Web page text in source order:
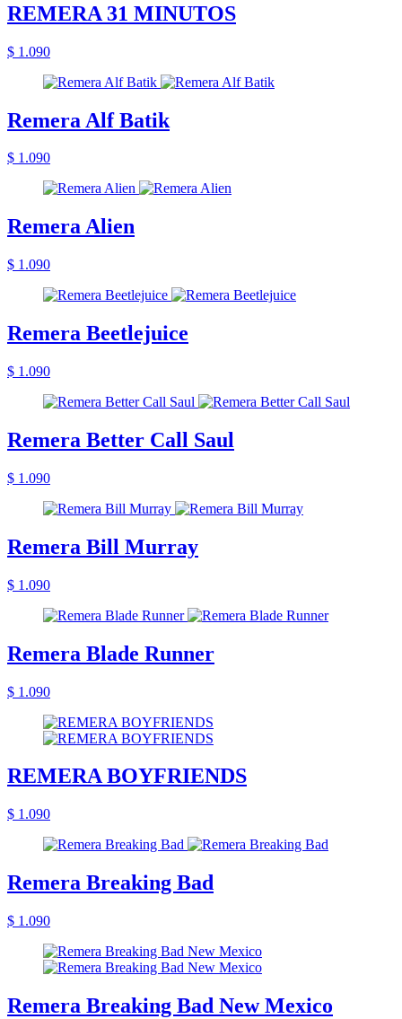
REMERA 31 MINUTOS
$ 1.090
Remera Alf Batik
$ 1.090
Remera Alien
$ 1.090
Remera Beetlejuice
$ 1.090
Remera Better Call Saul
$ 1.090
Remera Bill Murray
$ 1.090
Remera Blade Runner
$ 1.090
REMERA BOYFRIENDS
$ 1.090
Remera Breaking Bad
$ 1.090
Remera Breaking Bad New Mexico